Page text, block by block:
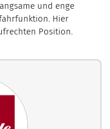
und enge
Hier
Position.